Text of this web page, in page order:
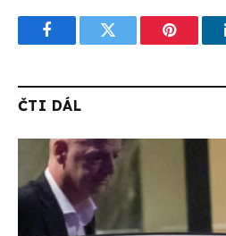
FacebookTwitter Pinterest
ČTI DÁL